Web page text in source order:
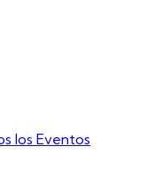
los Eventos